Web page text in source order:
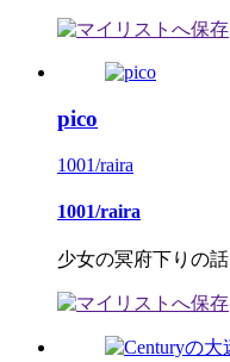
pico
1001/raira
1001/raira
少女の冥府下りの話